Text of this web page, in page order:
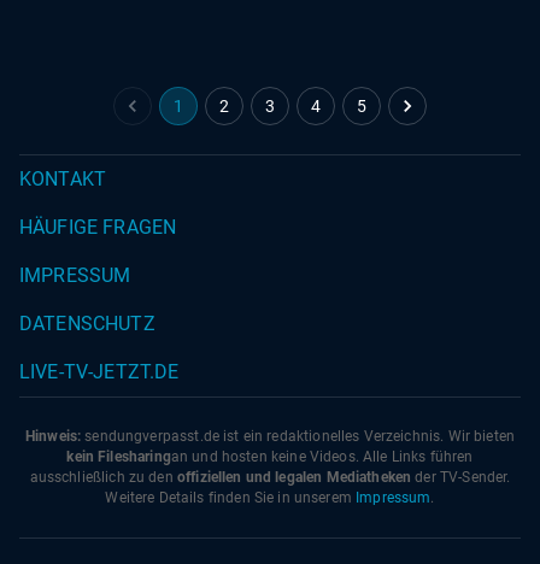
1 2 3 4 5
KONTAKT
HÄUFIGE FRAGEN
IMPRESSUM
DATENSCHUTZ
LIVE-TV-JETZT.DE
Hinweis: sendungverpasst.de ist ein redaktionelles Verzeichnis. Wir bieten
kein Filesharingan und hosten keine Videos. Alle Links führen
ausschließlich zu den offiziellen und legalen Mediatheken der TV-Sender.
Weitere Details finden Sie in unserem Impressum.